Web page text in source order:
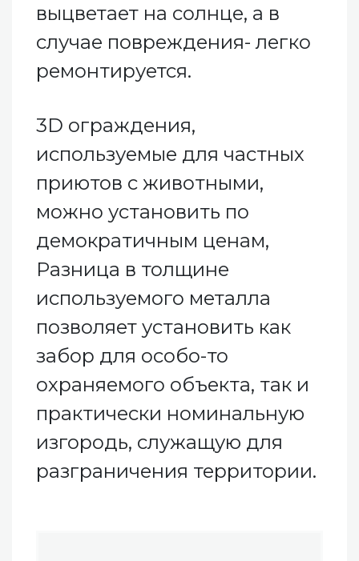
выцветает на солнце, а в
случае повреждения- легко
ремонтируется.
3D ограждения,
используемые для частных
приютов с животными,
можно установить по
демократичным ценам,
Разница в толщине
используемого металла
позволяет установить как
забор для особо-то
охраняемого объекта, так и
практически номинальную
изгородь, служащую для
разграничения территории.